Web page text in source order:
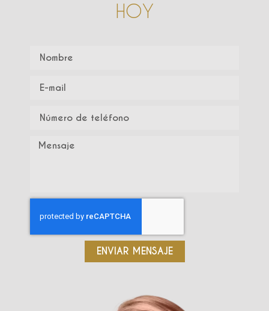
HOY
ENVIAR MENSAJE